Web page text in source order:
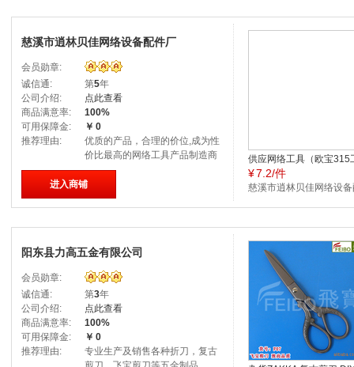
慈溪市逍林贝佳网络设备配件厂
会员勋章:
诚信通:
第5年
公司介绍:
点此查看
商品满意率:
100%
可用保障金:
￥ 0
推荐理由:
优质的产品，合理的价位,成为性
价比最高的网络工具产品制造商
进入商铺
供应网络工具（欧宝315
具）
¥7.2/件
慈溪市逍林贝佳网络设
阳东县力高五金有限公司
会员勋章:
诚信通:
第3年
公司介绍:
点此查看
商品满意率:
100%
可用保障金:
￥ 0
推荐理由:
专业生产及销售各种折刀，复古